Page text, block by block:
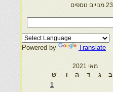
Powered by Translate
מאי 2021
ב ג ד ה ו
ש
1